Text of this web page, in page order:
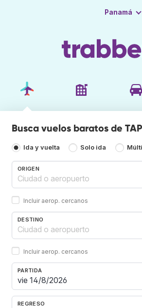
Panamá
Busca vuelos baratos de TAP
Ida y vuelta Solo ida
ORIGEN
Incluir aerop. cercanos
DESTINO
Incluir aerop. cercanos
PARTIDA
REGRESO